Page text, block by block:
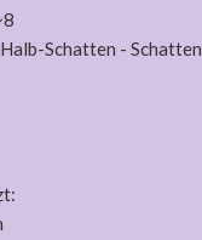
Schatten - Schatten